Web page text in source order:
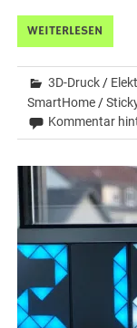
WEITERLESEN
3D-Druck /
SmartHome /
Kommentar